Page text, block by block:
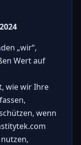
„wir“,
Wert auf
wie wir Ihre
wenn